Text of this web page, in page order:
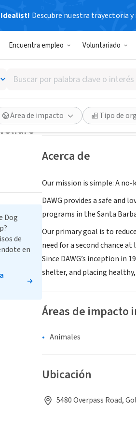
Idealist! Descubre nuestra trayectoria
Encuentra empleo Voluntariado
Buscar
por
palabra
clave
o
interés
Área de impacto Tipo de
Dog
Goleta, CA|sbdawg.org
Guardar
Acerca de
Our mission is simple: A
DAWG provides a safe
programs in the Santa
Our primary goal is to
need for a second chance
Since DAWG’s inception
shelter, and placing
Áreas de impacto
Animales
Ubicación
5480 Overpass Road,
Dog
de
en